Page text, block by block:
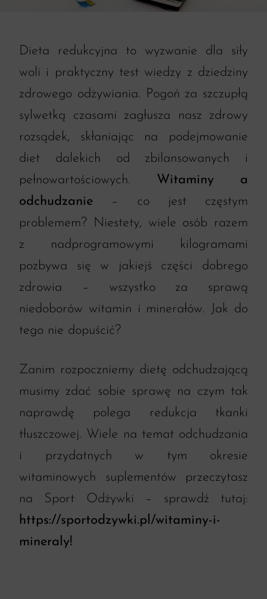
Dieta redukcyjna to wyzwanie dla siły
woli i praktyczny test wiedzy z dziedziny
zdrowego odżywiania. Pogoń za szczupłą
sylwetką czasami zagłusza nasz zdrowy
rozsądek, skłaniając na podejmowanie
diet dalekich od zbilansowanych i
pełnowartościowych. Witaminy a
odchudzanie – co jest częstym
problemem? Niestety, wiele osób razem
z nadprogramowymi kilogramami
pozbywa się w jakiejś części dobrego
zdrowia – wszystko za sprawą
niedoborów witamin i minerałów. Jak do
tego nie dopuścić?
Zanim rozpoczniemy dietę odchudzającą
musimy zdać sobie sprawę na czym tak
naprawdę polega redukcja tkanki
tłuszczowej. Wiele na temat odchudzania
i przydatnych w tym okresie
witaminowych suplementów przeczytasz
na Sport Odżywki – sprawdź tutaj:
https://sportodzywki.pl/witaminy-i-
mineraly!